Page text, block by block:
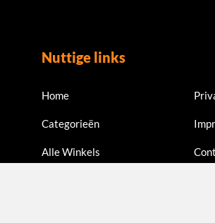
Nuttige links
Home
Categorieën
Alle Winkels